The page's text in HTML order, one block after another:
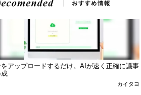
アップロードするだけ。AIが速く正確に議事
カイタヨ